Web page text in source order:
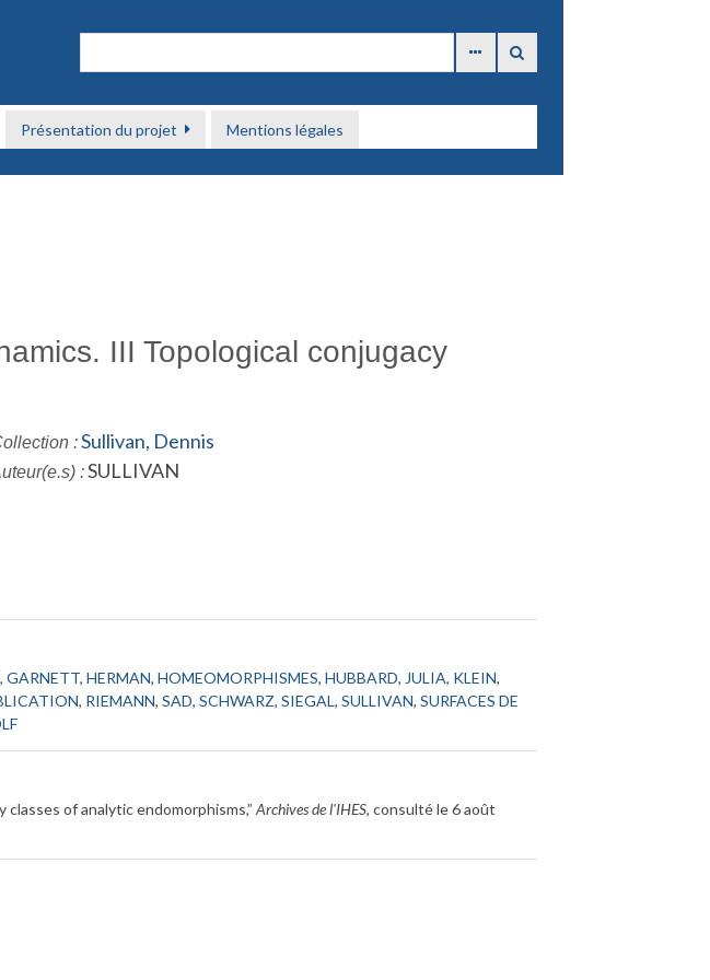
Présentation du projet Mentions légales
III Topological conjugacy
:Sullivan, Dennis
:SULLIVAN
,GARNETT,HERMAN,HOMEOMORPHISMES,HUBBARD, JULIA, KLEIN,
, RIEMANN,SAD,SCHWARZ,SIEGAL,SULLIVAN,SURFACES DE
classes of analytic endomorphisms,”Archives de l'IHES, consulté le 6 août